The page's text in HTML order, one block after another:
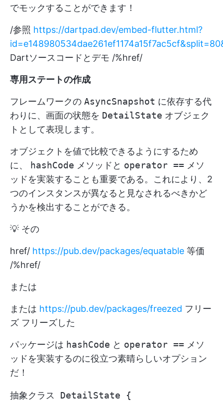
でモックすることができます！
/参照 https://dartpad.dev/embed-flutter.html?
Dartソースコードとデモ /%href/
専用ステートの作成
フレームワークの AsyncSnapshot に依存する代
わりに、画面の状態を DetailState オブジェク
トとして表現します。
オブジェクトを値で比較できるようにするため
に、
hashCode メソッドと operator == メソ
ッドを実装することも重要である。これにより、2
つのインスタンスが異なると見なされるべきかど
うかを検出することができる。
💡 その
href/ https://pub.dev/packages/equatable 等価
/%href/
または
または https://pub.dev/packages/freezed フリー
ズ フリーズした
パッケージは hashCode と operator == メソ
ッドを実装するのに役立つ素晴らしいオプション
だ！
抽象クラス DetailState {